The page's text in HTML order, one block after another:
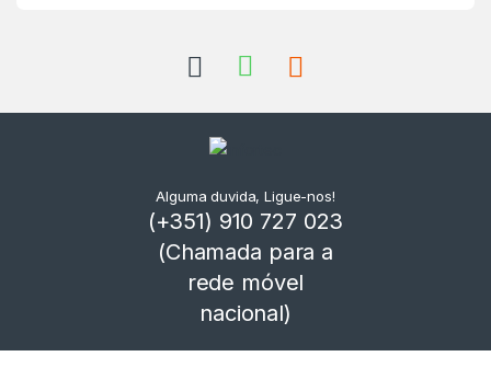
Alguma duvida, Ligue-nos!
(+351) 910 727 023
(Chamada para a
rede móvel
nacional)